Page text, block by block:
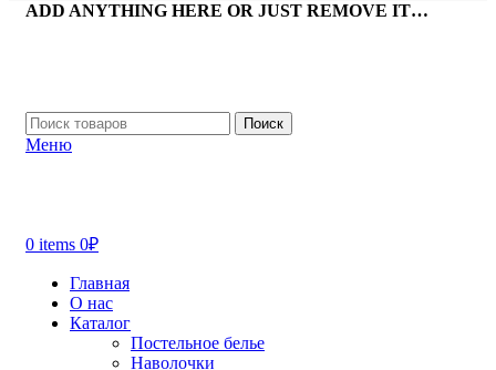
ADD ANYTHING HERE OR JUST REMOVE IT…
Поиск
Меню
0 items 0₽
Главная
О нас
Каталог
Постельное белье
Наволочки